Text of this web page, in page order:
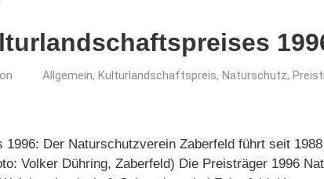
Allgemein, Kulturlandschaftspreis, Naturschutz,
1996: Der Naturschutzverein Zaberfeld führt seit
Volker Dühring, Zaberfeld) Die Preisträger 1996